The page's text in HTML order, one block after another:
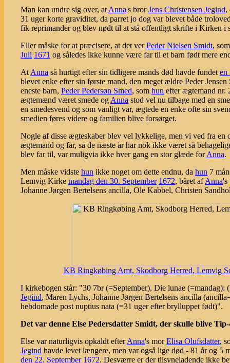
Man kan undre sig over, at Anna's brorJens Christensen Jegind,
31 uger korte graviditet, da parret jo dog var blevet både
fik reprimander og blev nødt til at stå offentligt skrifte i Kirken i
Eller måske for at præcisere, at det verPeder Nielsen Smidt,
Juli 1671 og således ikke kunne være far til et barn født mere
At Anna så hurtigt efter sin tidligere mands død havde fundet en
blevet enke efter sin første mand, den meget ældre Peder
eneste barn, Peder Pedersøn Smed, som hun efter ægtemand nr.
ægtemænd været smede og Anna stod vel nu tilbage med en
en smedesvend og som vanligt var, ægtede en enke ofte sin
smedien føres videre og familien blive forsørget.
Nogle af disse ægteskaber blev vel lykkelige, men vi ved fra en
ægtemand og far, så de næste år har nok ikke været så
blev far til, var muligvia ikke hver gang en stor glæde forAnna.
Men måske vidste hun ikke noget om dette endnu, da hun 7
Lemvig Kirke mandag den 30. September 1672, båret afAnna's
Johanne Jørgen Bertelsens ancilla, Ole Kabbel, Christen
KB Ringkøbing Amt, Skodborg Herred, Lemvig
I kirkebogen står: "30 7br (=September), Die lunae (=mandag):
Jegind, Maren Lychs, Johanne Jørgen Bertelsens ancilla
hebdomade post nuptius nata (=31 uger efter brylluppet født)".
Det var denne Else Pedersdatter Smidt, der skulle blive
Else var naturligvis opkaldt efterAnna's morElisa Olufsdatter,
Jegind havde levet længere, men var også lige død - 81 år og 5
den 22. September 1672. Desværre er der tilsyneladende ikke